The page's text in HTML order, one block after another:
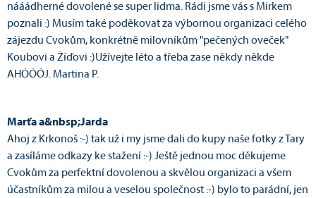
nááádherné dovolené se super lidma. Rádi jsme vás s Mirkem
poznali :) Musím také poděkovat za výbornou organizaci celého
zájezdu Cvokům, konkrétně milovníkům "pečených oveček"
Koubovi a Žíďovi :)Užívejte léto a třeba zase někdy někde
AHÓÓÓJ. Martina P.
Marťa a&nbsp;Jarda
Ahoj z Krkonoš :-) tak už i my jsme dali do kupy naše fotky z Tary
a zasíláme odkazy ke stažení :-) Ještě jednou moc děkujeme
Cvokům za perfektní dovolenou a skvělou organizaci a všem
účastníkům za milou a veselou společnost :-) bylo to parádní, jen